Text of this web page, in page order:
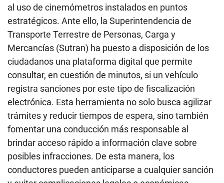
al uso de cinemómetros instalados en puntos
estratégicos. Ante ello, la Superintendencia de
Transporte Terrestre de Personas, Carga y
Mercancías (Sutran) ha puesto a disposición de los
ciudadanos una plataforma digital que permite
consultar, en cuestión de minutos, si un vehículo
registra sanciones por este tipo de fiscalización
electrónica. Esta herramienta no solo busca agilizar
trámites y reducir tiempos de espera, sino también
fomentar una conducción más responsable al
brindar acceso rápido a información clave sobre
posibles infracciones. De esta manera, los
conductores pueden anticiparse a cualquier sanción